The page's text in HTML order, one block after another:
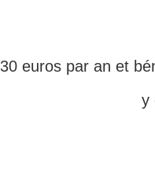
30 euros par an et
y